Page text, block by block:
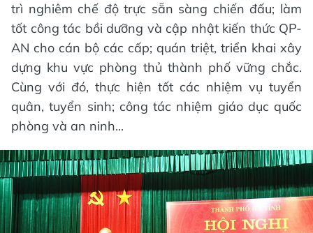
trì nghiêm chế độ trực sẵn sàng chiến đấu; làm
tốt công tác bồi dưỡng và cập nhật kiến thức QP-
AN cho cán bộ các cấp; quán triệt, triển khai xây
dựng khu vực phòng thủ thành phố vững chắc.
Cùng với đó, thực hiện tốt các nhiệm vụ tuyển
quân, tuyển sinh; công tác nhiệm giáo dục quốc
phòng và an ninh...